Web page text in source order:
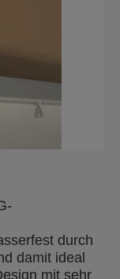
durch
damit ideal
mit sehr